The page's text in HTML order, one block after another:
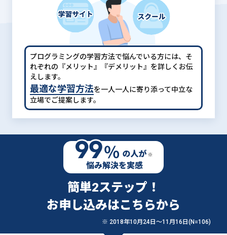
プログラミングの学習方法で悩んでいる方には、 そ
れぞれの『メリット』『デメリット』を詳しくお伝
えします。
最適な学習方法を一人一人に寄り添って中立な
立場でご提案します。
簡単2ステップ！
お申し込みはこちらから
※ 2018年10月24日〜11月16日(N=106)